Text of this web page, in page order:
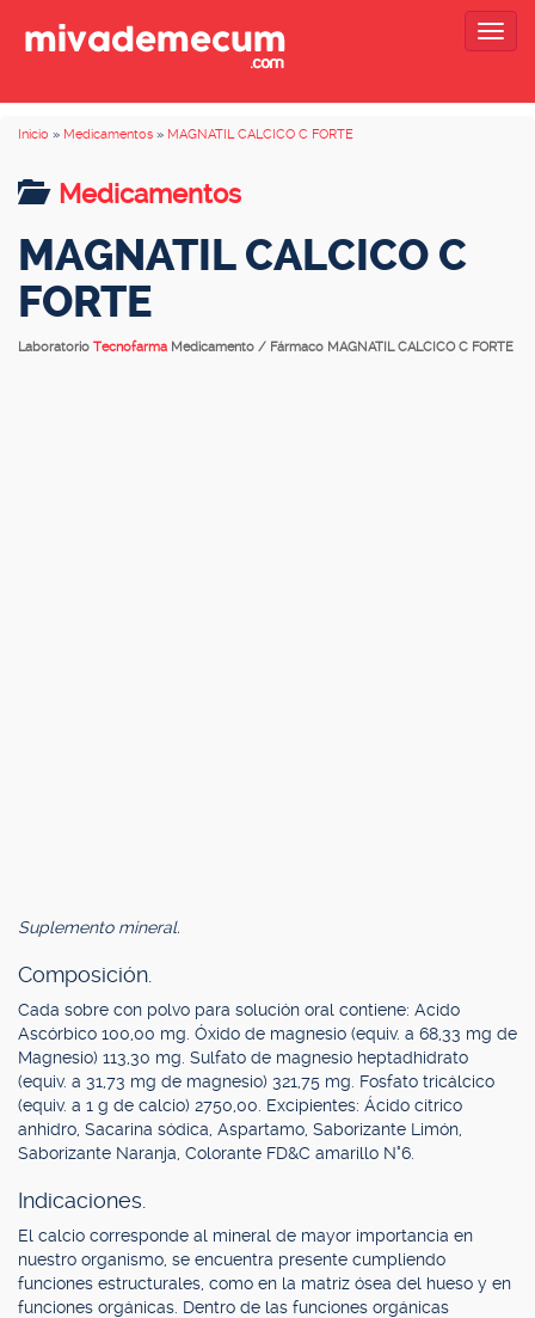
Inicio » Medicamentos » MAGNATIL CALCICO C FORTE
Medicamentos
MAGNATIL CALCICO C
FORTE
Laboratorio Tecnofarma Medicamento / Fármaco MAGNATIL CALCICO C FORTE
Suplemento mineral.
Composición.
Cada sobre con polvo para solución oral contiene: Acido
Ascórbico 100,00 mg. Óxido de magnesio (equiv. a 68,33 mg de
Magnesio) 113,30 mg. Sulfato de magnesio heptadhidrato
(equiv. a 31,73 mg de magnesio) 321,75 mg. Fosfato tricálcico
(equiv. a 1 g de calcio) 2750,00. Excipientes: Ácido cítrico
anhidro, Sacarina sódica, Aspartamo, Saborizante Limón,
Saborizante Naranja, Colorante FD&C amarillo N°6.
Indicaciones.
El calcio corresponde al mineral de mayor importancia en
nuestro organismo, se encuentra presente cumpliendo
funciones estructurales, como en la matriz ósea del hueso y en
funciones orgánicas. Dentro de las funciones orgánicas